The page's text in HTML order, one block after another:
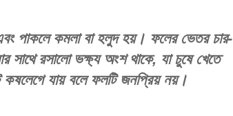
পাকলে কমলা বা হলুদ হয়। ফলের ভেতর চার-
সাথে রসালো ভক্ষ্য অংশ থাকে, যা চুষে খেতে
কষলেগে যায় বলে ফলটি জনপ্রিয় নয়।